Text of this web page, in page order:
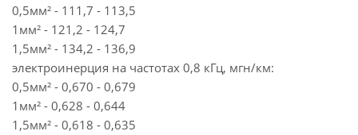
0,5мм² - 111,7 - 113,5
1мм² - 121,2 - 124,7
1,5мм² - 134,2 - 136,9
электроинерция на частотах 0,8 кГц, мгн/км:
0,5мм² - 0,670 - 0,679
1мм² - 0,628 - 0,644
1,5мм² - 0,618 - 0,635